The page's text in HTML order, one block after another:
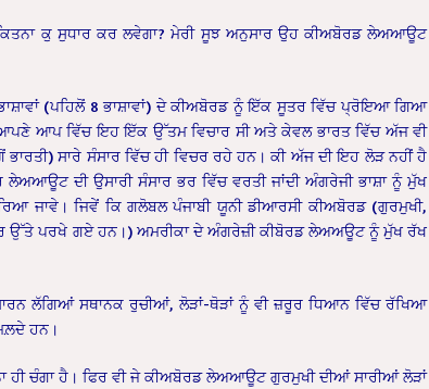
ਕੁ ਸੁਧਾਰ ਕਰ ਲਵੇਗਾ? ਮੇਰੀ ਸੂਝ ਅਨੁਸਾਰ ਉਹ ਕੀਅਬੋਰਡ ਲੇਅਆਊਟ
(ਪਹਿਲੋਂ 8 ਭਾਸ਼ਾਵਾਂ) ਦੇ ਕੀਅਬੋਰਡ ਨੂੰ ਇੱਕ ਸੂਤਰ ਵਿੱਚ ਪ੍ਰੋਇਆ ਗਿਆ
ਆਪ ਵਿੱਚ ਇਹ ਇੱਕ ਉੱਤਮ ਵਿਚਾਰ ਸੀ ਅਤੇ ਕੇਵਲ ਭਾਰਤ ਵਿੱਚ ਅੱਜ ਵੀ
ਸਾਰੇ ਸੰਸਾਰ ਵਿੱਚ ਹੀ ਵਿਚਰ ਰਹੇ ਹਨ। ਕੀ ਅੱਜ ਦੀ ਇਹ ਲੋੜ ਨਹੀਂ ਹੈ
ਦੀ ਉਸਾਰੀ ਸੰਸਾਰ ਭਰ ਵਿੱਚ ਵਰਤੀ ਜਾਂਦੀ ਅੰਗਰੇਜੀ ਭਾਸ਼ਾ ਨੂੰ ਮੁੱਖ
ਜਾਵੇ। ਜਿਵੇਂ ਕਿ ਗਲੋਬਲ ਪੰਜਾਬੀ ਯੂਨੀ ਡੀਆਰਸੀ ਕੀਅਬੋਰਡ (ਗੁਰਮੁਖੀ,
ਉੱਤੇ ਪਰਖੇ ਗਏ ਹਨ।) ਅਮਰੀਕਾ ਦੇ ਅੰਗਰੇਜ਼ੀ ਕੀਬੋਰਡ ਲੇਅਅਊਟ ਨੂੰ ਮੁੱਖ ਰੱਖ
ਲੱਗਿਆਂ ਸਥਾਨਕ ਰੁਚੀਆਂ, ਲੋੜਾਂ-ਥੋੜਾਂ ਨੂੰ ਵੀ ਜ਼ਰੂਰ ਧਿਆਨ ਵਿੱਚ ਰੱਖਿਆ
ਹਨ।
ਹੀ ਚੰਗਾ ਹੈ। ਫਿਰ ਵੀ ਜੇ ਕੀਅਬੋਰਡ ਲੇਅਆਊਟ ਗੁਰਮੁਖੀ ਦੀਆਂ ਸਾਰੀਆਂ ਲੋੜਾਂ